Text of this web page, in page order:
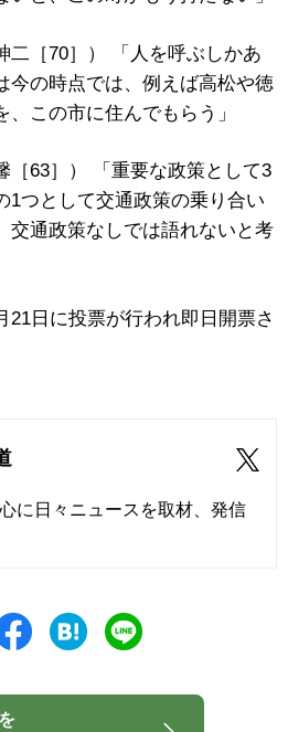
二［70］） 「人を呼ぶしかあ
今の時点では、例えば高松や徳
この市に住んでもらう」
［63］） 「重要な政策として3
1つとして交通政策の乗り合い
交通政策なしでは語れないと考
21日に投票が行われ即日開票さ
に日々ニュースを取材、発信